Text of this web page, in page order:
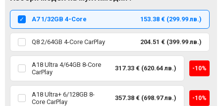
А7 1/32GB 4-Core 153.38 € (299.99 лв.)
Q8 2/64GB 4-Core CarPlay 204.51 € (399.99 лв.)
A18 Ultra 4/64GB 8-Core
CarPlay
317.33 € (620.64 лв.) -10%
A18 Ultra+ 6/128GB 8-
Core CarPlay
357.38 € (698.97 лв.) -10%